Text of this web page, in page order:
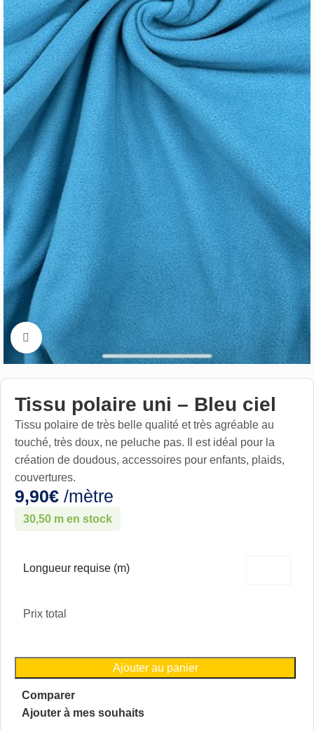
Cliquez pour aggrandir
Tissu polaire uni – Bleu ciel
Tissu polaire de très belle qualité et très agréable au
touché, très doux, ne peluche pas. Il est idéal pour la
création de doudous, accessoires pour enfants, plaids,
couvertures.
9,90€ /mètre
30,50 m en stock
Longueur requise (m)
Prix total
Ajouter au panier
Comparer
Ajouter à mes souhaits